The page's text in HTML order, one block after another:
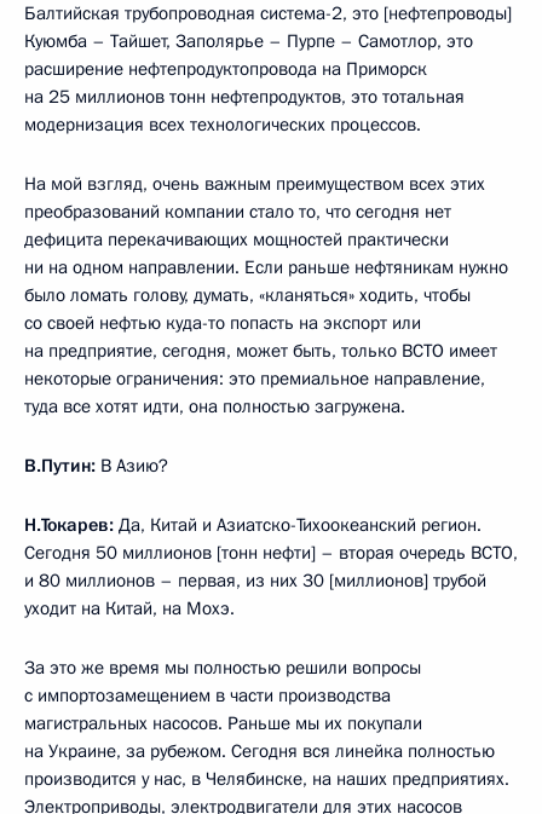
Балтийская трубопроводная система-2, это [нефтепроводы]
Куюмба – Тайшет, Заполярье – Пурпе – Самотлор, это
расширение нефтепродуктопровода на Приморск
на 25 миллионов тонн нефтепродуктов, это тотальная
модернизация всех технологических процессов.
На мой взгляд, очень важным преимуществом всех этих
преобразований компании стало то, что сегодня нет
дефицита перекачивающих мощностей практически
ни на одном направлении. Если раньше нефтяникам нужно
было ломать голову, думать, «кланяться» ходить, чтобы
со своей нефтью куда-то попасть на экспорт или
на предприятие, сегодня, может быть, только ВСТО имеет
некоторые ограничения: это премиальное направление,
туда все хотят идти, она полностью загружена.
В.Путин: В Азию?
Н.Токарев: Да, Китай и Азиатско-Тихоокеанский регион.
Сегодня 50 миллионов [тонн нефти] – вторая очередь ВСТО,
и 80 миллионов – первая, из них 30 [миллионов] трубой
уходит на Китай, на Мохэ.
За это же время мы полностью решили вопросы
с импортозамещением в части производства
магистральных насосов. Раньше мы их покупали
на Украине, за рубежом. Сегодня вся линейка полностью
производится у нас, в Челябинске, на наших предприятиях.
Электроприводы, электродвигатели для этих насосов